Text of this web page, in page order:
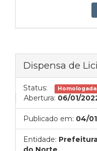
Dispensa de
Status: Homologada
Abertura: 06/01/
Publicado em: 04/
Entidade: